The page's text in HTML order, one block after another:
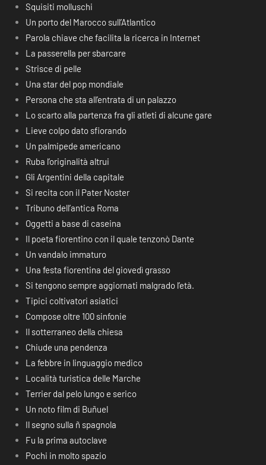
Squisiti molluschi
Un porto del Marocco sull’Atlantico
Parola chiave che facilita la ricerca in Internet
La passerella per sbarcare
Strisce di pelle
Una star del pop mondiale
Persona che sta all’entrata di un palazzo
Lo scarto alla partenza fra gli atleti di alcune gare
Lieve colpo dato sfiorando
Un palmipede americano
Ruba l’originalità altrui
Gli Argentini della capitale
Si recita con il Pater Noster
Tribuno dell’antica Roma
Oggetti a base di caseina
Il poeta fiorentino con il quale tenzonò Dante
Un vandalo immaturo
Una festa fiorentina del giovedì grasso
Si tengono sempre aggiornati malgrado l’età.
Tipici coltivatori asiatici
Compose oltre 100 sinfonie
Il sotterraneo della chiesa
Chiude una pendenza
La febbre in linguaggio medico
Località turistica delle Marche
Terrier dal pelo lungo e serico
Un noto film di Buñuel
Il segno sulla ñ spagnola
Fu la prima autoclave
Pochi in molto spazio